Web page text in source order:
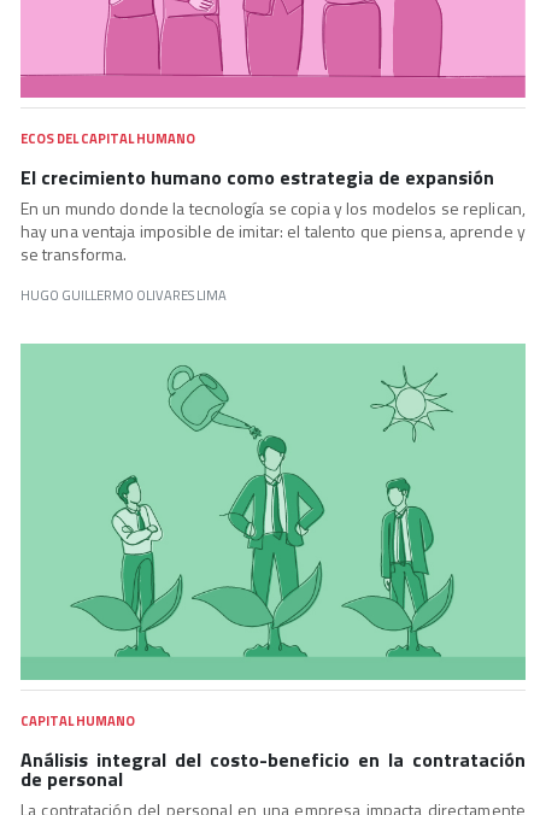
ECOS DEL CAPITAL HUMANO
El crecimiento humano como estrategia de expansión
En un mundo donde la tecnología se copia y los modelos se replican,
hay una ventaja imposible de imitar: el talento que piensa, aprende y
se transforma.
HUGO GUILLERMO OLIVARES LIMA
CAPITAL HUMANO
Análisis integral del costo-beneficio en la contratación
de personal
La contratación del personal en una empresa impacta directamente